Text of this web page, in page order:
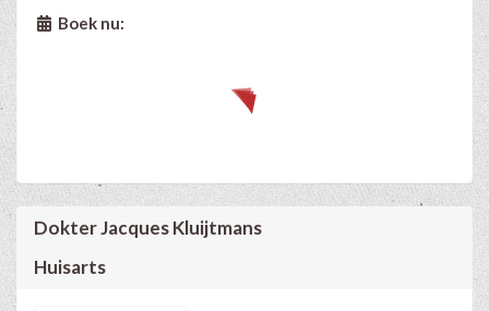
Boek nu:
Dokter Jacques Kluijtmans
Huisarts